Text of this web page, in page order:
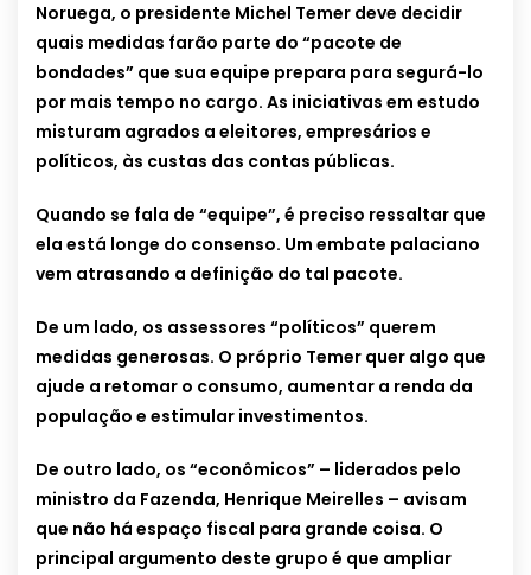
Noruega, o presidente Michel Temer deve decidir
quais medidas farão parte do “pacote de
bondades” que sua equipe prepara para segurá-lo
por mais tempo no cargo. As iniciativas em estudo
misturam agrados a eleitores, empresários e
políticos, às custas das contas públicas.
Quando se fala de “equipe”, é preciso ressaltar que
ela está longe do consenso. Um embate palaciano
vem atrasando a definição do tal pacote.
De um lado, os assessores “políticos” querem
medidas generosas. O próprio Temer quer algo que
ajude a retomar o consumo, aumentar a renda da
população e estimular investimentos.
De outro lado, os “econômicos” – liderados pelo
ministro da Fazenda, Henrique Meirelles – avisam
que não há espaço fiscal para grande coisa. O
principal argumento deste grupo é que ampliar